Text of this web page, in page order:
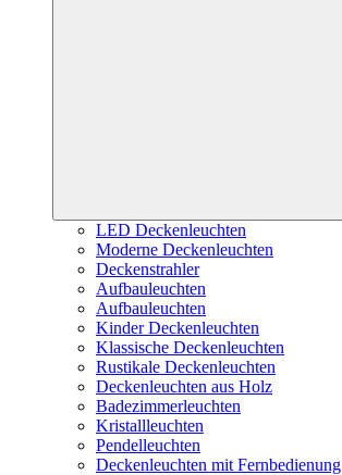
LED Deckenleuchten
Moderne Deckenleuchten
Deckenstrahler
Aufbauleuchten
Aufbauleuchten
Kinder Deckenleuchten
Klassische Deckenleuchten
Rustikale Deckenleuchten
Deckenleuchten aus Holz
Badezimmerleuchten
Kristallleuchten
Pendelleuchten
Deckenleuchten mit Fernbedienung